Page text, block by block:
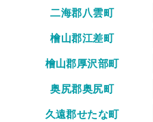
二海郡八雲町
檜山郡江差町
檜山郡厚沢部町
奥尻郡奥尻町
久遠郡せたな町